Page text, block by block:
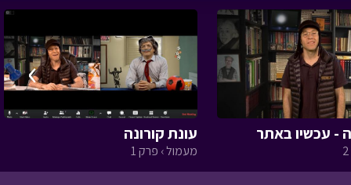
מתוך המסע לבר
אסי טוביה וחברים - או
- עכשיו באתר עונת קורונה
מעמול › פרק 1
›